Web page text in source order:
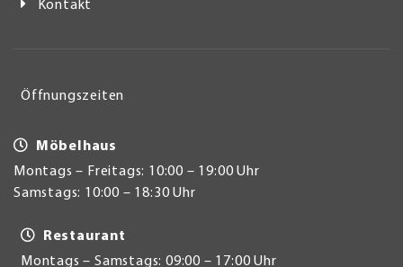
Kontakt
Öffnungszeiten
Möbelhaus
Montags – Freitags: 10:00 – 19:00 Uhr
Samstags: 10:00 – 18:30 Uhr
Restaurant
Montags – Samstags: 09:00 – 17:00 Uhr